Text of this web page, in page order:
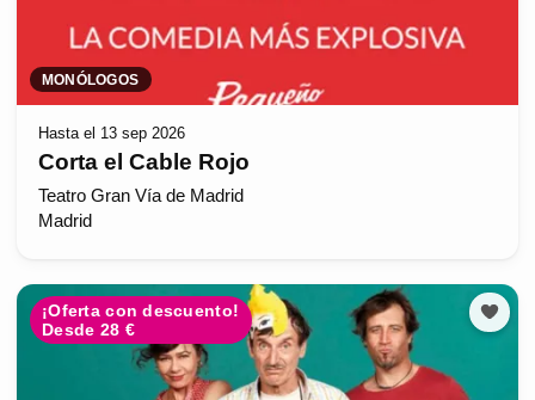
MONÓLOGOS
Hasta el 13 sep 2026
Corta el Cable Rojo
Teatro Gran Vía de Madrid
Madrid
¡Oferta con descuento!
Desde 28 €